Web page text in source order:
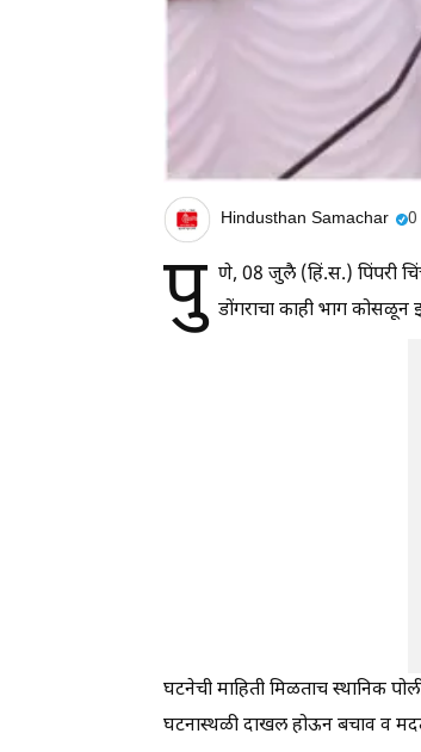
Hindusthan Samachar 0
पु णे, 08 जुलै (हिं.स.) पिंपरी
डोंगराचा काही भाग
घटनेची माहिती मिळताच स्थानिक
घटनास्थळी दाखल होऊन बचाव व